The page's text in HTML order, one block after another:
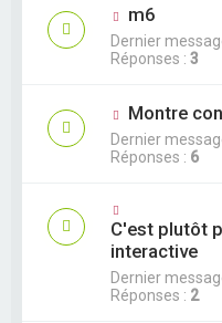
m6
Dernier
Réponses : 3
Montre
Dernier
Réponses : 6
C'est plutôt
interactive
Dernier
Réponses : 2